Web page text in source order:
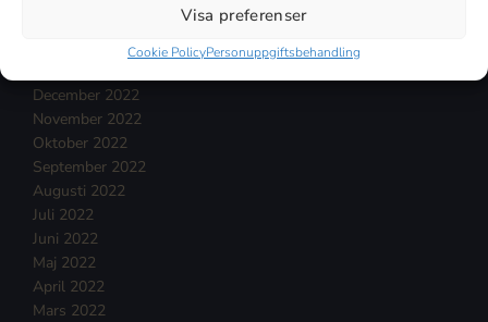
Visa preferenser
Cookie PolicyPersonuppgiftsbehandling
December 2022
November 2022
Oktober 2022
September 2022
Augusti 2022
Juli 2022
Juni 2022
Maj 2022
April 2022
Mars 2022